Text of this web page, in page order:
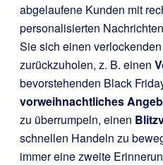
abgelaufene Kunden mit
personalisierten
Sie sich einen
zurückzuholen, z. B. einen
bevorstehenden Black
vorweihnachtliches
zu überrumpeln, einen
schnellen Handeln zu
immer eine zweite